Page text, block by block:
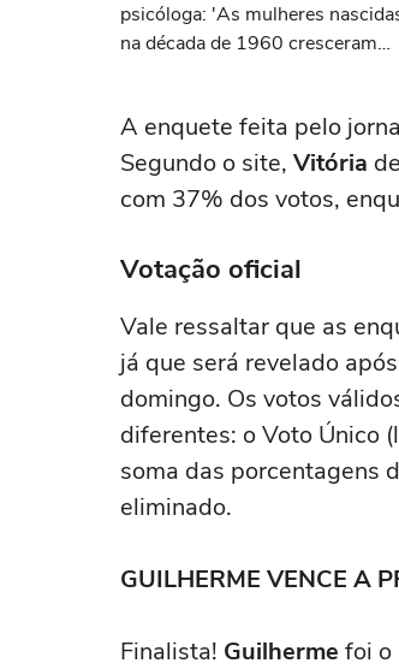
psicóloga: 'As mulheres
na década de 1960 cresceram
que a sociedade exigia'
A enquete feita pelo
Segundo o site, Vitória
com 37% dos votos,
Votação oficial
Vale ressaltar que as
já que será revelado
domingo. Os votos
diferentes: o Voto Único
soma das porcentagens
eliminado.
GUILHERME VENCE A
Finalista! Guilherme foi o